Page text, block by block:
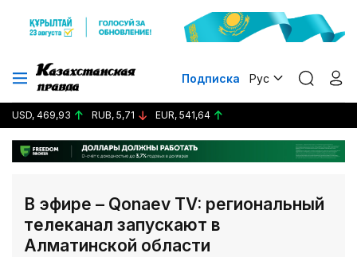
Подписка Рус
USD, 469,93 RUB, 5,71 EUR, 541,64
В эфире – Qonaev TV: региональный
телеканал запускают в
Алматинской области